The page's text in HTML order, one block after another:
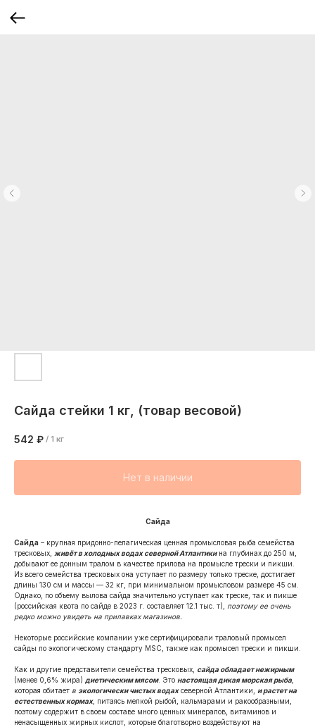
Сайда стейки 1 кг, (товар весовой)
542 ₽ / 1 кг
Нет в наличии
Сайда
Сайда – крупная придонно-пелагическая ценная промысловая рыба семейства
тресковых, живёт в холодных водах северной Атлантикина глубинах до 250 м,
добывают ее донным тралом в качестве прилова на промысле трески и пикши.
Из всего семейства тресковых она уступает по размеру только треске, достигает
длины 130 см и массы — 32 кг, при минимальном промысловом размере 45 см.
Однако, по объему вылова сайда значительно уступает как треске, так и пикше
(российская квота по сайде в 2023 г. составляет 12.1 тыс. т), поэтому ее очень
редко можно увидеть на прилавках магазинов.
Некоторые российские компании уже сертифицировали траловый промысел
сайды по экологическому стандарту MSC, также как промысел трески и пикши.
Как и другие представители семейства тресковых, сайда обладает нежирным
(менее 0,6% жира) диетическим мясом. Это настоящая дикая морская рыба
которая обитает в экологически чистых водахсеверной Атлантики, и растет на
естественных кормах, питаясь мелкой рыбой, кальмарами и ракообразными,
поэтому содержит в своем составе много ценных минералов, витаминов и
ненасыщенных жирных кислот, которые благотворно воздействуют на